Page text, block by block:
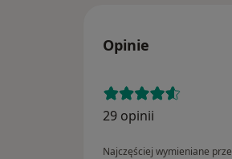
Opinie
29 opinii
Najczęściej wymieniane